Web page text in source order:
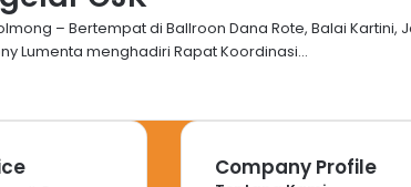
– Bertempat di Ballroon Dana Rote, Balai Kartini,
Lumenta menghadiri Rapat Koordinasi…
Company Profile